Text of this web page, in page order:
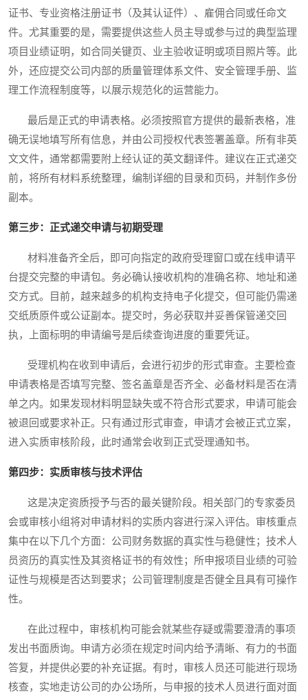
证书、专业资格注册证书（及其认证件）、雇佣合同或任命文
件。尤其重要的是，需要提供这些人员主导或参与过的典型监理
项目业绩证明，如合同关键页、业主验收证明或项目照片等。此
外，还应提交公司内部的质量管理体系文件、安全管理手册、监
理工作流程制度等，以展示规范化的运营能力。
最后是正式的申请表格。必须按照官方提供的最新表格，准
确无误地填写所有信息，并由公司授权代表签署盖章。所有非英
文文件，通常都需要附上经认证的英文翻译件。建议在正式递交
前，将所有材料系统整理，编制详细的目录和页码，并制作多份
副本。
第三步：正式递交申请与初期受理
材料准备齐全后，即可向指定的政府受理窗口或在线申请平
台提交完整的申请包。务必确认接收机构的准确名称、地址和递
交方式。目前，越来越多的机构支持电子化提交，但可能仍需递
交纸质原件或公证副本。提交时，务必获取并妥善保管递交回
执，上面标明的申请编号是后续查询进度的重要凭证。
受理机构在收到申请后，会进行初步的形式审查。主要检查
申请表格是否填写完整、签名盖章是否齐全、必备材料是否在清
单之内。如果发现材料明显缺失或不符合形式要求，申请可能会
被退回或要求补正。只有通过形式审查，申请才会被正式立案，
进入实质审核阶段，此时通常会收到正式受理通知书。
第四步：实质审核与技术评估
这是决定资质授予与否的最关键阶段。相关部门的专家委员
会或审核小组将对申请材料的实质内容进行深入评估。审核重点
集中在以下几个方面：公司财务数据的真实性与稳健性；技术人
员资历的真实性及其资格证书的有效性；所申报项目业绩的可验
证性与规模是否达到要求；公司管理制度是否健全且具有可操作
性。
在此过程中，审核机构可能会就某些存疑或需要澄清的事项
发出书面质询。申请方必须在规定时间内给予清晰、有力的书面
答复，并提供必要的补充证据。有时，审核人员还可能进行现场
核查，实地走访公司的办公场所，与申报的技术人员进行面对面